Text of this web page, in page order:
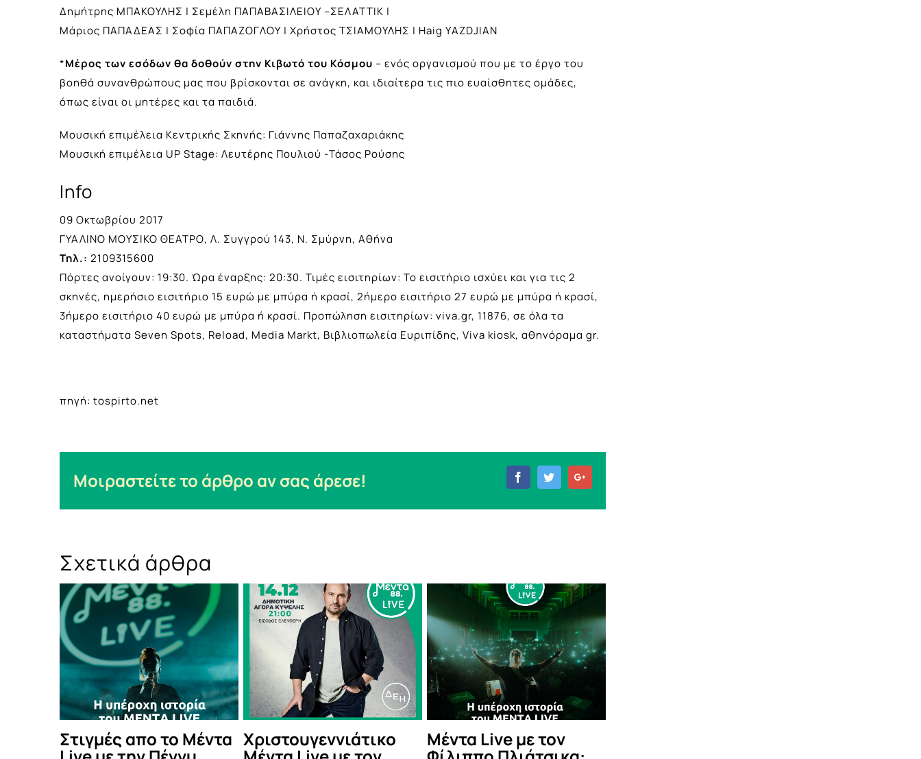
Δημήτρης ΜΠΑΚΟΥΛΗΣ | Σεμέλη ΠΑΠΑΒΑΣΙΛΕΙΟΥ –ΣΕΛΑΤΤΙΚ |
Μάριος ΠΑΠΑΔΕΑΣ | Σοφία ΠΑΠΑΖΟΓΛΟΥ | Χρήστος ΤΣΙΑΜΟΥΛΗΣ | Haig YΑZDJIAN
*Mέρος των εσόδων θα δοθούν στην Κιβωτό του Κόσμου – ενός οργανισμού που με το έργο του
βοηθά συνανθρώπους μας που βρίσκονται σε ανάγκη, και ιδιαίτερα τις πιο ευαίσθητες ομάδες,
όπως είναι οι μητέρες και τα παιδιά.
Μουσική επιμέλεια Κεντρικής Σκηνής: Γιάννης Παπαζαχαριάκης
Μουσική επιμέλεια UP Stage: Λευτέρης Πουλιού -Τάσος Ρούσης
Info
09 Οκτωβρίου 2017
ΓΥΑΛΙΝΟ ΜΟΥΣΙΚΟ ΘΕΑΤΡΟ, Λ. Συγγρού 143, Ν. Σμύρνη, Αθήνα
Τηλ.: 2109315600
Πόρτες ανοίγουν: 19:30. Ώρα έναρξης: 20:30. Τιμές εισιτηρίων: Το εισιτήριο ισχύει και για τις 2
σκηνές, ημερήσιο εισιτήριο 15 ευρώ με μπύρα ή κρασί, 2ήμερο εισιτήριο 27 ευρώ με μπύρα ή κρασί,
3ήμερο εισιτήριο 40 ευρώ με μπύρα ή κρασί. Προπώληση εισιτηρίων: viva.gr, 11876, σε όλα τα
καταστήματα Seven Spots, Reload, Media Markt, Βιβλιοπωλεία Ευριπίδης, Viva kiosk, αθηνόραμα gr.
πηγή: tospirto.net
Μοιραστείτε το άρθρο αν σας άρεσε! FacebookTwitter
Σχετικά άρθρα
Χριστουγεννιάτικο Μέντα Live με τον Tο σχολείο που στα